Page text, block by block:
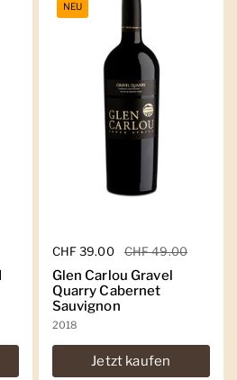
Regulärer Preis
CHF 39.00 Sale-Preis
CHF 49.00
Glen Carlou Gravel
Quarry Cabernet
Sauvignon
2018
Jetzt kaufen
NEU